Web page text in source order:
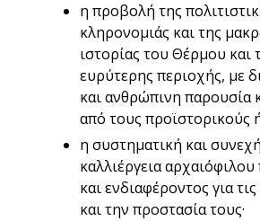
η προβολή της
κληρονομιάς και της
ιστορίας του Θέρμου και
ευρύτερης περιοχής, με
και ανθρώπινη παρουσία
από τους προϊστορικούς
η συστηματική και
καλλιέργεια
και ενδιαφέροντος για
και την προστασία τους·